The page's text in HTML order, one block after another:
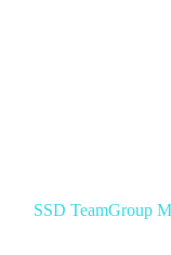
SSD TeamGroup